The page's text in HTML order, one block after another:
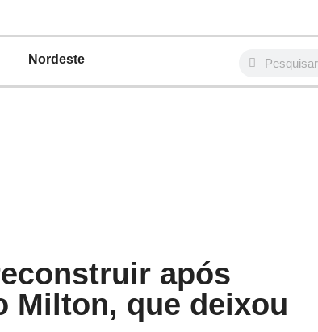
Nordeste
após
Milton, que deixou